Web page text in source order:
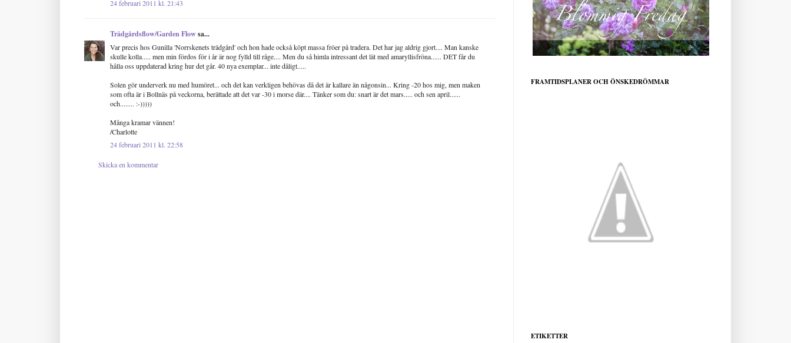
24 februari 2011 kl. 21:43
Trädgårdsflow/Garden Flowsa...
Var precis hos Gunilla 'Norrskenets trädgård' och hon hade också köpt massa fröer på tradera. Det har jag aldrig gjort.... Man kanske
skulle kolla..... men min fördos för i år är nog fylld till råge.... Men du så himla intressant det lät med amaryllisfröna...... DET får du
hålla oss uppdaterad kring hur det går. 40 nya exemplar... inte dåligt.....
Solen gör underverk nu med humöret... och det kan verkligen behövas då det är kallare än någonsin... Kring -20 hos mig, men maken
som ofta är i Bollnäs på veckorna, berättade att det var -30 i morse där.... Tänker som du: snart är det mars..... och sen april......
och........ :-)))))
Många kramar vännen!
/Charlotte
24 februari 2011 kl. 22:58
Skicka en kommentar
FRAMTIDSPLANER OCH ÖNSKEDRÖMMAR
ETIKETTER